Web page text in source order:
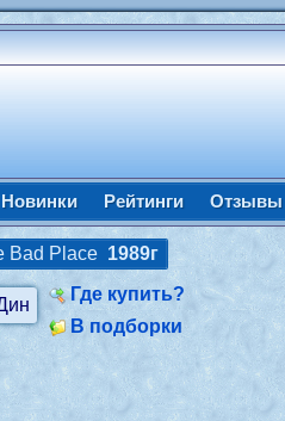
Новинки Рейтинги Отзывы
Bad Place 1989г
Где купить?
В подборки